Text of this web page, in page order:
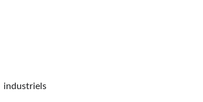
industriels